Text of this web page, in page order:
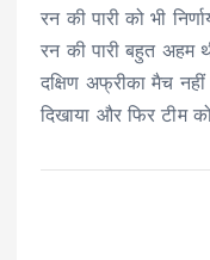
रन की पारी को भी
रन की पारी बहुत अहम
दक्षिण अफ्रीका मैच
दिखाया और फिर टीम